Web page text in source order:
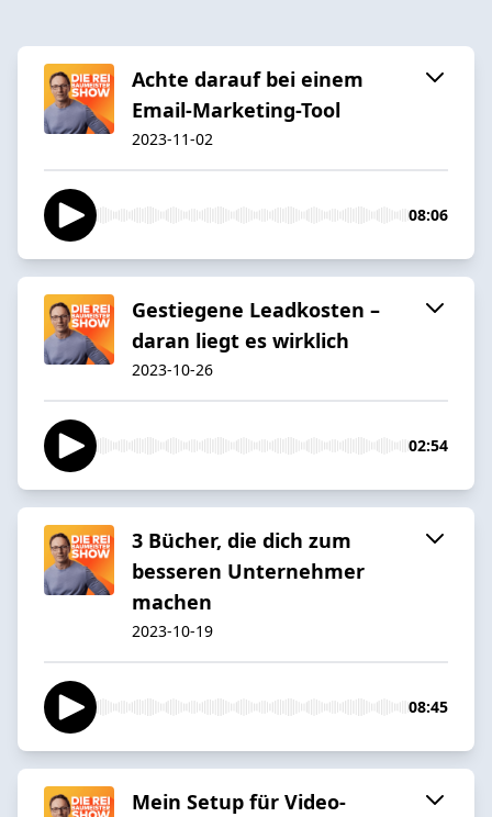
Achte darauf bei einem
Email-Marketing-Tool
2023-11-02
08:06
Gestiegene Leadkosten –
daran liegt es wirklich
2023-10-26
02:54
3 Bücher, die dich zum
besseren Unternehmer
machen
2023-10-19
08:45
Mein Setup für Video-